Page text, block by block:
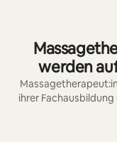
werden
ihrer